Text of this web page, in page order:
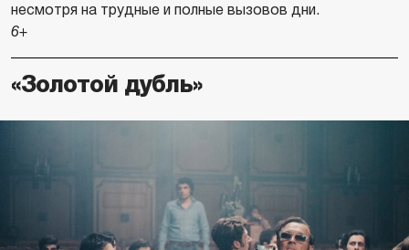
несмотря на трудные и полные вызовов дни.
6+
«Золотой дубль»